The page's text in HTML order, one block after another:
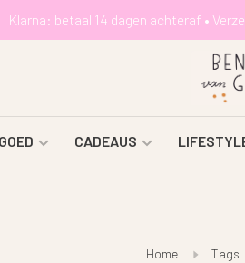
Klarna: betaal 14 dagen achteraf •
CADEAUS
Home Tags